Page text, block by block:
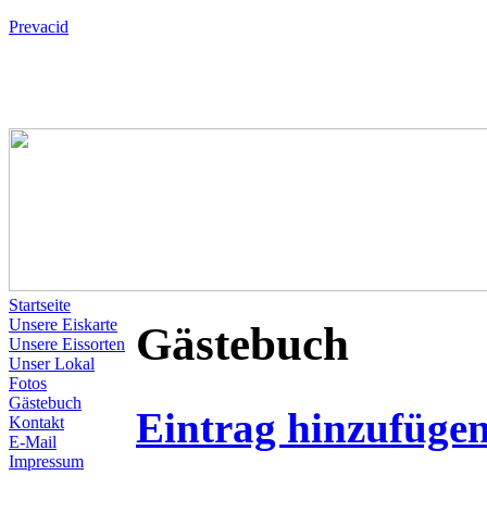
Prevacid
Startseite
Unsere Eiskarte
Unsere Eissorten
Unser Lokal
Fotos
Gästebuch
Kontakt
E-Mail
Impressum
Gästebuch
Eintrag